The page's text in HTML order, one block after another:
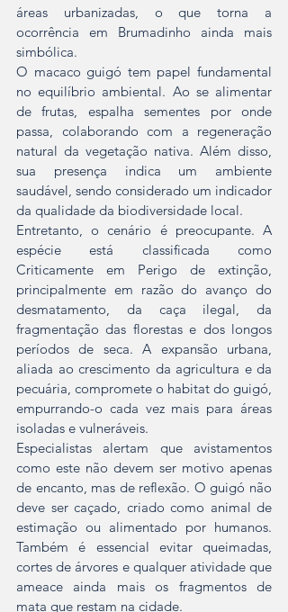
áreas urbanizadas, o que torna a
ocorrência em Brumadinho ainda mais
simbólica.
O macaco guigó tem papel fundamental
no equilíbrio ambiental. Ao se alimentar
de frutas, espalha sementes por onde
passa, colaborando com a regeneração
natural da vegetação nativa. Além disso,
sua presença indica um ambiente
saudável, sendo considerado um indicador
da qualidade da biodiversidade local.
Entretanto, o cenário é preocupante. A
espécie está classificada como
Criticamente em Perigo de extinção,
principalmente em razão do avanço do
desmatamento, da caça ilegal, da
fragmentação das florestas e dos longos
períodos de seca. A expansão urbana,
aliada ao crescimento da agricultura e da
pecuária, compromete o habitat do guigó,
empurrando-o cada vez mais para áreas
isoladas e vulneráveis.
Especialistas alertam que avistamentos
como este não devem ser motivo apenas
de encanto, mas de reflexão. O guigó não
deve ser caçado, criado como animal de
estimação ou alimentado por humanos.
Também é essencial evitar queimadas,
cortes de árvores e qualquer atividade que
ameace ainda mais os fragmentos de
mata que restam na cidade.